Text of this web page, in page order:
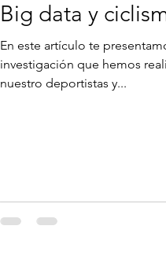
Big data y
En este artículo te
investigación que hemos
nuestro deportistas y...